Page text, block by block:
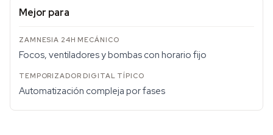
Mejor para
Focos, ventiladores y bombas con horario fijo
Automatización compleja por fases